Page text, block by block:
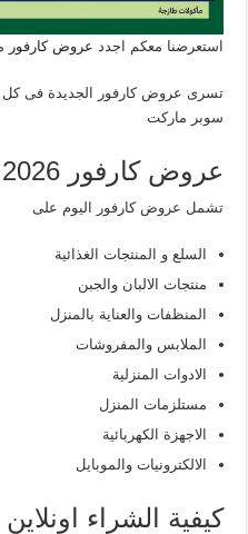
استعرضنا معكم اجدد عروض كارفور
تسرى عروض كارفور الجديدة فى كل
سوبر ماركت
عروض كارفور 2026
تشمل عروض كارفور اليوم على
السلع و المنتجات الغذائية
منتجات الالبان والجبن
المنظفات والعناية بالمنزل
الملابس والمفروشات
الادوات المنزلية
مستلزمات المنزل
الاجهزة الكهربائية
الالكترونيات والموبايل
كيفية الشراء